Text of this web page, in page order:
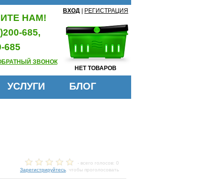
НАМ!
685,
685
ЗВОНОК
ВХОД РЕГИСТРАЦИЯ
НЕТ ТОВАРОВ
УСЛУГИ БЛОГ
- всего голосов: 0
Зарегистрируйтесь , чтобы проголосовать